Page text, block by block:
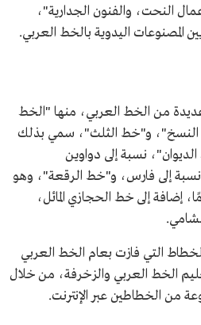
النحت، والفنون الجدارية"،
المصنوعات اليدوية بالخط العربي.
عديدة من الخط العربي، منها "الخط
النسخ"، و"خط الثلث"، سمي بذلك
نسبة إلى دواوين
إلى فارس، و"خط الرقعة"، وهو
إضافة إلى خط الحجازي المائل،
التي فازت بعام الخط العربي
لتعليم الخط العربي والزخرفة، من خلال
من الخطاطين عبر الإنترنت.